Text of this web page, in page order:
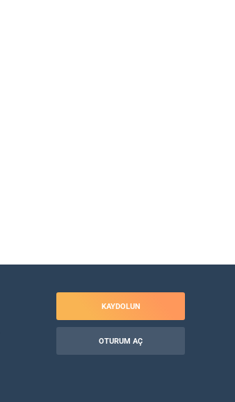
KAYDOLUN
OTURUM AÇ